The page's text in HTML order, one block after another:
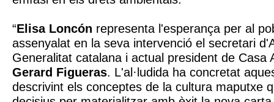
“Elisa Loncón representa l'esperança per al
assenyalat en la seva intervenció el secretari
Generalitat catalana i actual president de Casa
Gerard Figueras. L'al·ludida ha concretat
descrivint els conceptes de la cultura maputxe